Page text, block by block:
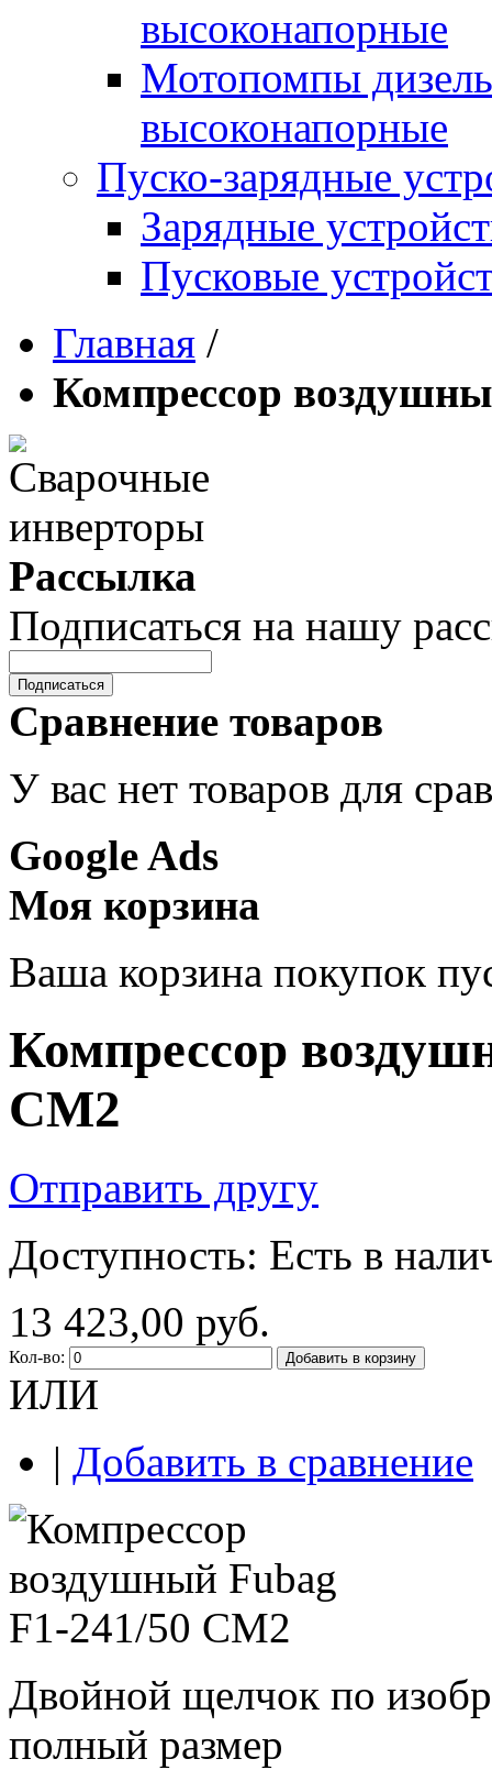
высоконапорные
Мотопомпы
высоконапорные
Пуско-зарядные
Зарядные
Пусковые
Главная /
Компрессор
Рассылка
Подписаться на нашу
Подписаться
Сравнение товаров
У вас нет товаров для
Google Ads
Моя корзина
Ваша корзина покупок
Компрессор
CM2
Отправить другу
Доступность: Есть в
13 423,00 руб.
Кол-во: Добавить в корзину
ИЛИ
| Добавить в сравнение
Двойной щелчок по
полный размер